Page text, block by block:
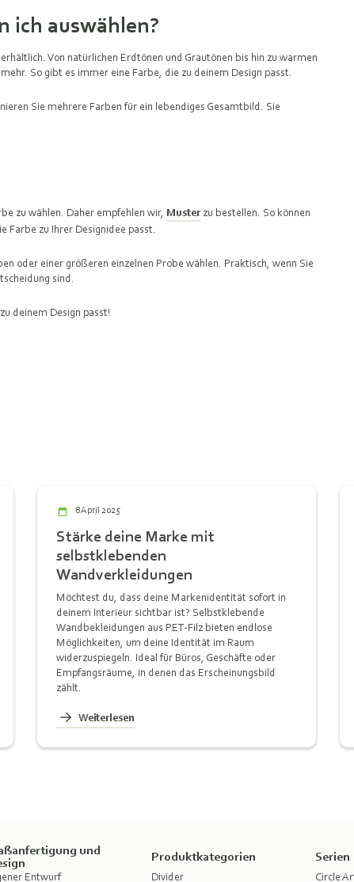
ich auswählen?
Von natürlichen Erdtönen und Grautönen bis hin zu warmen
So gibt es immer eine Farbe, die zu deinem Design passt.
Sie mehrere Farben für ein lebendiges Gesamtbild. Sie
zu wählen. Daher empfehlen wir, Musterzu bestellen. So können
Farbe zu Ihrer Designidee passt.
oder einer größeren einzelnen Probe wählen. Praktisch, wenn Sie
sind.
deinem Design passt!
8 April 2025
Stärke deine Marke mit
selbstklebenden
Wandverkleidungen
Möchtest du, dass deine Markenidentität sofort in
deinem Interieur sichtbar ist? Selbstklebende
Wandbekleidungen aus PET-Filz bieten endlose
Möglichkeiten, um deine Identität im Raum
widerzuspiegeln. Ideal für Büros, Geschäfte oder
Empfangsräume, in denen das Erscheinungsbild
zählt.
Weiterlesen
und
Entwurf
Produktkategorien
Divider
Serien
Circle